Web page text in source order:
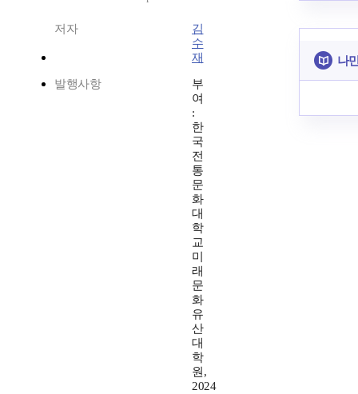
저자
김
수
재
발행사항
부
여
:
한
국
전
통
문
화
대
학
교
미
래
문
화
유
산
대
학
원,
2024
나